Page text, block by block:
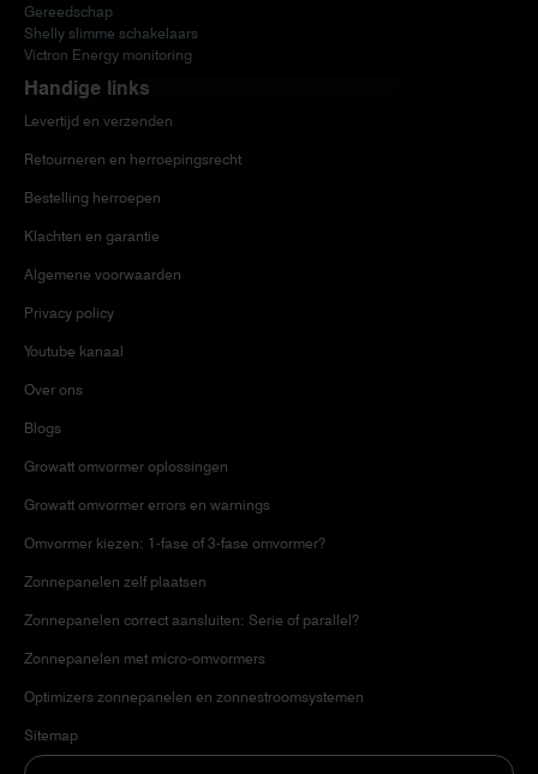
Gereedschap
Shelly slimme schakelaars
Victron Energy monitoring
Handige links
Levertijd en verzenden
Retourneren en herroepingsrecht
Bestelling herroepen
Klachten en garantie
Algemene voorwaarden
Privacy policy
Youtube kanaal
Over ons
Blogs
Growatt omvormer oplossingen
Growatt omvormer errors en warnings
Omvormer kiezen: 1-fase of 3-fase omvormer?
Zonnepanelen zelf plaatsen
Zonnepanelen correct aansluiten: Serie of parallel?
Zonnepanelen met micro-omvormers
Optimizers zonnepanelen en zonnestroomsystemen
Sitemap